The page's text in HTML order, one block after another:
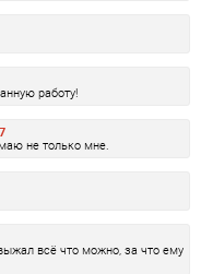
работу!
не только мне.
всё что можно, за что ему